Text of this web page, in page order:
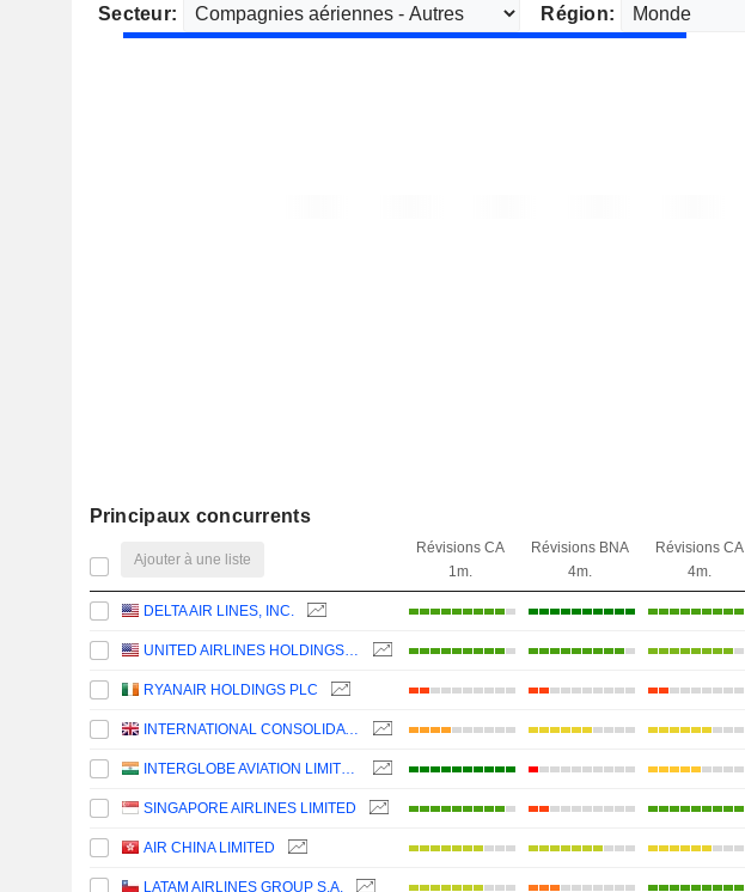
Secteur: Région:
Principaux concurrents
Ajouter à une liste
Révisions CA
1m.
Révisions BNA
4m.
Révisions CA
4m.
DELTA AIR LINES, INC.
UNITED AIRLINES HOLDINGS, INC.
RYANAIR HOLDINGS PLC
INTERNATIONAL CONSOLIDATED AIRLINES GROUP, S.A.
INTERGLOBE AVIATION LIMITED
SINGAPORE AIRLINES LIMITED
AIR CHINA LIMITED
LATAM AIRLINES GROUP S.A.